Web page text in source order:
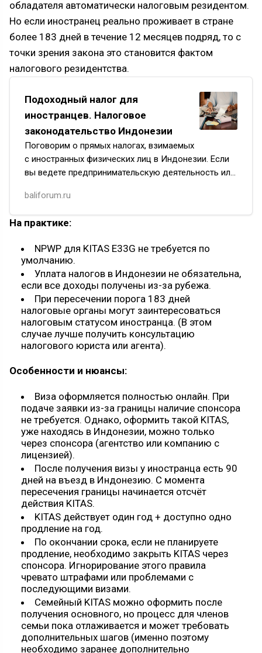
обладателя автоматически налоговым резидентом.
Но если иностранец реально проживает в стране
более 183 дней в течение 12 месяцев подряд, то с
точки зрения закона это становится фактом
налогового резидентства.
Подоходный налог для
иностранцев. Налоговое
законодательство Индонезии
Поговорим о прямых налогах, взимаемых
с иностранных физических лиц в Индонезии. Если
вы ведете предпринимательскую деятельность или
не лишним разбираться в…
baliforum.ru
На практике:
NPWP для KITAS E33G не требуется по
умолчанию.
Уплата налогов в Индонезии не обязательна,
если все доходы получены из-за рубежа.
При пересечении порога 183 дней
налоговые органы могут заинтересоваться
налоговым статусом иностранца. (В этом
случае лучше получить консультацию
налогового юриста или агента).
Особенности и нюансы:
Виза оформляется полностью онлайн. При
подаче заявки из-за границы наличие спонсора
не требуется. Однако, оформить такой KITAS,
уже находясь в Индонезии, можно только
через спонсора (агентство или компанию с
лицензией).
После получения визы у иностранца есть 90
дней на въезд в Индонезию. С момента
пересечения границы начинается отсчёт
действия KITAS.
KITAS действует один год + доступно одно
продление на год.
По окончании срока, если не планируете
продление, необходимо закрыть KITAS через
спонсора. Игнорирование этого правила
чревато штрафами или проблемами с
последующими визами.
Семейный KITAS можно оформить после
получения основного, но процесс для членов
семьи пока отлаживается и может требовать
дополнительных шагов (именно поэтому
необходимо заранее дополнительно